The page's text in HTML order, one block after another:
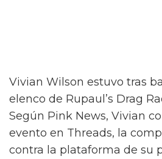
Vivian Wilson estuvo tras
elenco de Rupaul’s Drag
Según Pink News, Vivian
evento en Threads, la
contra la plataforma de su